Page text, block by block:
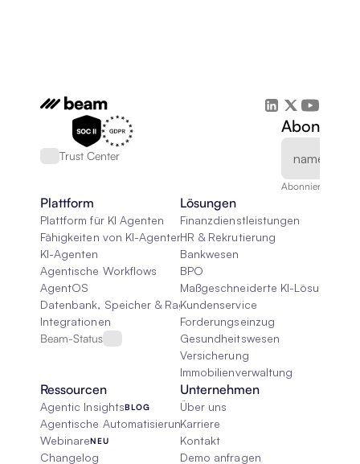
Trust Center
Abonnieren Sie
Plattform
Plattform für KI Agenten
Fähigkeiten von KI-Agenten
KI-Agenten
Agentische Workflows
AgentOS
Datenbank, Speicher & Rag
Integrationen
Beam-Status
Lösungen
Finanzdienstleistungen
HR & Rekrutierung
Bankwesen
BPO
Maßgeschneiderte KI-Lösungen
Kundenservice
Forderungseinzug
Gesundheitswesen
Versicherung
Immobilienverwaltung
Ressourcen
Agentic InsightsBLOG
Agentische Automatisierung 101
WebinareNEU
Changelog
Unternehmen
Über uns
Karriere
Kontakt
Demo anfragen